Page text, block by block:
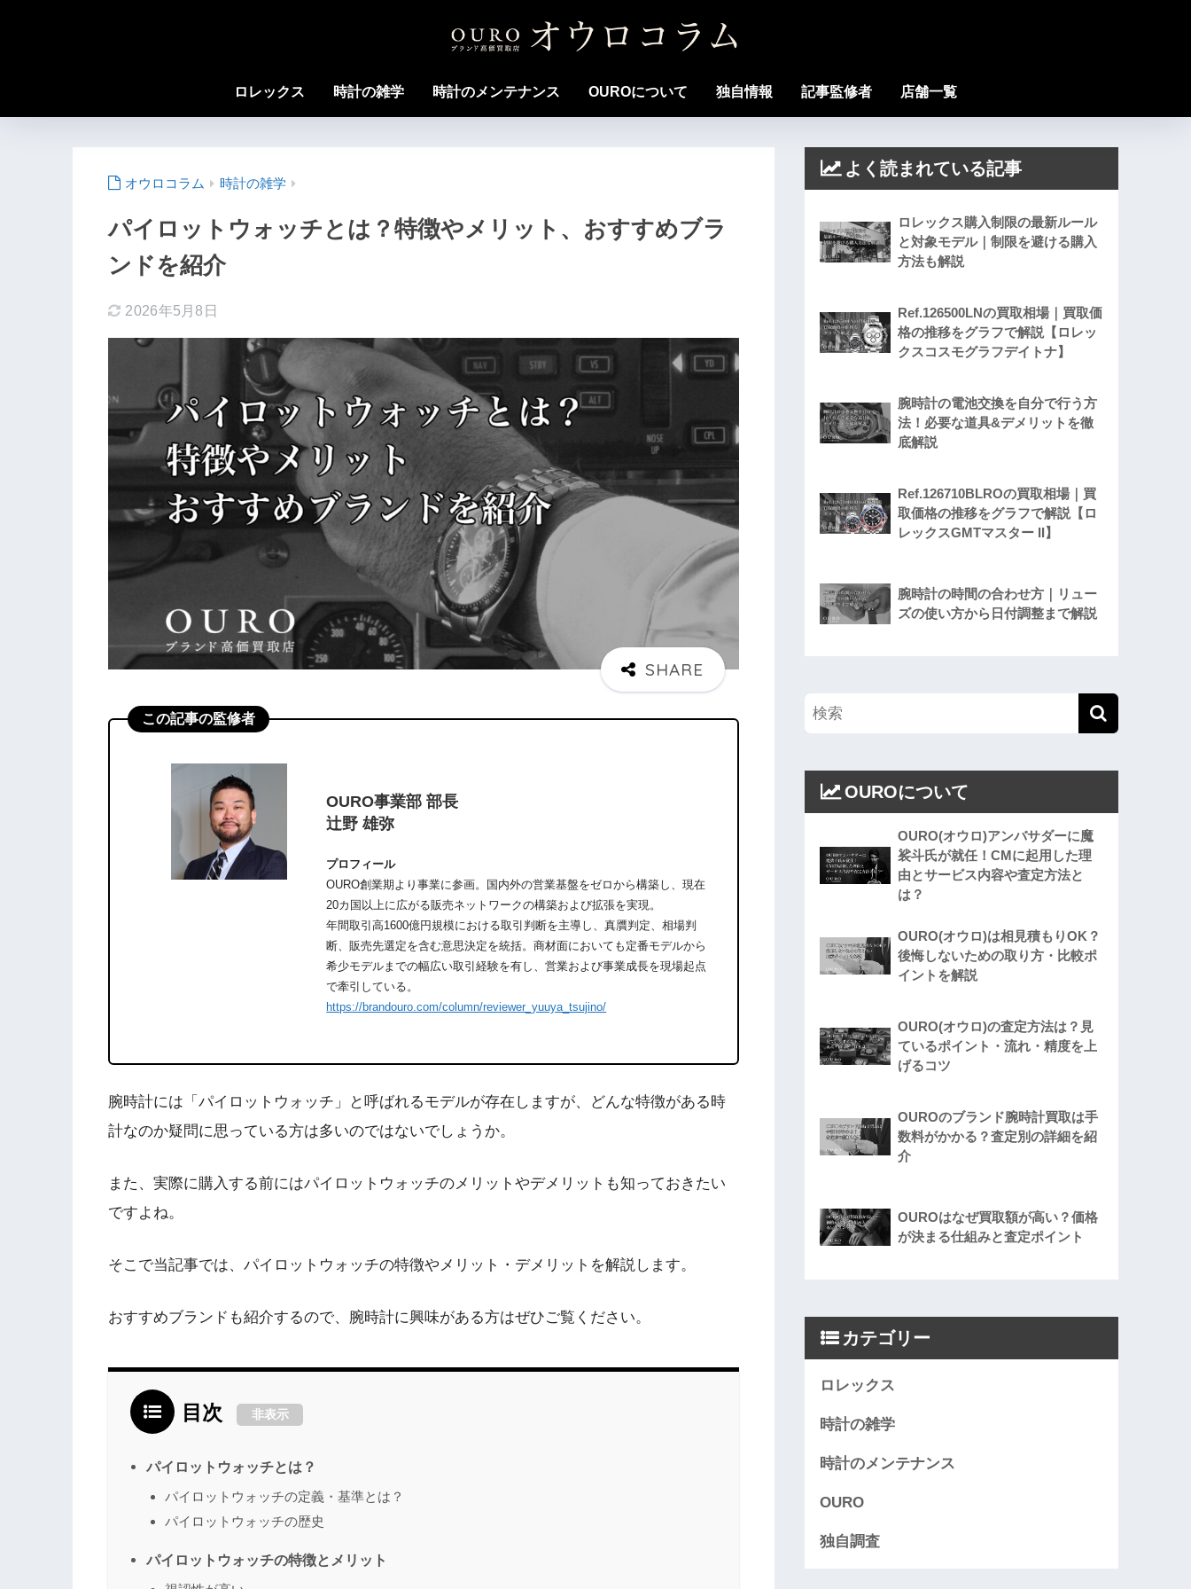
ロレックス 時計の雑学 時計のメンテナンス OUROについて 独自情報 記事監修者 店舗一覧
時計の雑学
パイロットウォッチとは？特徴やメリット、おすすめブラ
ンドを紹介
2026年5月8日
この記事の監修者
OURO事業部 部長
辻野 雄弥
プロフィール
OURO創業期より事業に参画。国内外の営業基盤をゼロから構築し、現在
20カ国以上に広がる販売ネットワークの構築および拡張を実現。
年間取引高1600億円規模における取引判断を主導し、真贋判定、相場判
断、販売先選定を含む意思決定を統括。商材面においても定番モデルから
希少モデルまでの幅広い取引経験を有し、営業および事業成長を現場起点
で牽引している。
https://brandouro.com/column/reviewer_yuuya_tsujino/
腕時計には「パイロットウォッチ」と呼ばれるモデルが存在しますが、どんな特徴がある時
計なのか疑問に思っている方は多いのではないでしょうか。
また、実際に購入する前にはパイロットウォッチのメリットやデメリットも知っておきたい
ですよね。
そこで当記事では、パイロットウォッチの特徴やメリット・デメリットを解説します。
おすすめブランドも紹介するので、腕時計に興味がある方はぜひご覧ください。
目次 非表示
パイロットウォッチとは？
パイロットウォッチの定義・基準とは？
パイロットウォッチの歴史
パイロットウォッチの特徴とメリット
よく読まれている記事
ロレックス購入制限の最新ルール
と対象モデル｜制限を避ける購入
方法も解説
Ref.126500LNの買取相場｜買取価
格の推移をグラフで解説【ロレッ
クスコスモグラフデイトナ】
腕時計の電池交換を自分で行う方
法！必要な道具&デメリットを徹
底解説
Ref.126710BLROの買取相場｜買
取価格の推移をグラフで解説【ロ
レックスGMTマスター II】
腕時計の時間の合わせ方｜リュー
ズの使い方から日付調整まで解説
OUROについて
OURO(オウロ)アンバサダーに魔
裟斗氏が就任！CMに起用した理
由とサービス内容や査定方法と
は？
OURO(オウロ)は相見積もりOK？
後悔しないための取り方・比較ポ
イントを解説
OURO(オウロ)の査定方法は？見
ているポイント・流れ・精度を上
げるコツ
OUROのブランド腕時計買取は手
数料がかかる？査定別の詳細を紹
介
OUROはなぜ買取額が高い？価格
が決まる仕組みと査定ポイント
カテゴリー
ロレックス
時計の雑学
時計のメンテナンス
OURO
独自調査